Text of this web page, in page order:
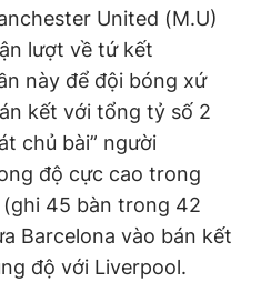
Chính sách bảo
Hải Thành
- BTTTT cấp ngày 24.3.2020
Báo Thanh Niên. Cấm sao
có sự chấp thuận bằng văn
JSC.
United (M.U)
lượt về tứ kết
này để đội bóng xứ
kết với tổng tỷ số 2
chủ bài” người
độ cực cao trong
(ghi 45 bàn trong 42
Barcelona vào bán kết
độ với Liverpool.